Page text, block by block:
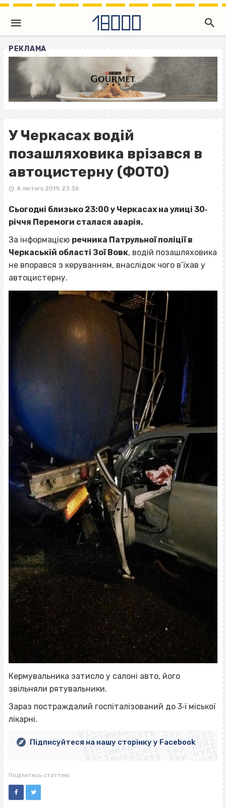
РЕКЛАМА
У Черкасах водій
позашляховика врізався в
автоцистерну (ФОТО)
4 лютого 2019, 23:36
Сьогодні близько 23:00 у Черкасах на улиці 30‐
річчя Перемоги сталася аварія.
За інформацією речника Патрульної поліції в
Черкаській області Зої Вовк, водій позашляховика
не впорався з керуванням, внаслідок чого в’їхав у
автоцистерну.
Кермувальника затисло у салоні авто, його
звільняли рятувальники.
Зараз постраждалий госпіталізований до 3‐ї міської
лікарні.
ВІСІМНАДЦЯТЬ ТРИ НУЛІ
ВІСІМНАДЦЯТЬ ТРИ НУЛІ
ВІСІМНАДЦЯТЬ ТРИ НУЛІ
ВІСІМНАДЦЯТЬ ТРИ НУЛІ
ВІСІМНАДЦЯТЬ ТРИ НУЛІ
ВІСІМНАДЦЯТЬ ТРИ НУЛІ
ВІСІМНАДЦЯТЬ ТРИ НУЛІ
ВІСІМНАДЦЯТЬ ТРИ НУЛІ
Підписуйтеся на нашу сторінку у Facebook
Поділитись статтею